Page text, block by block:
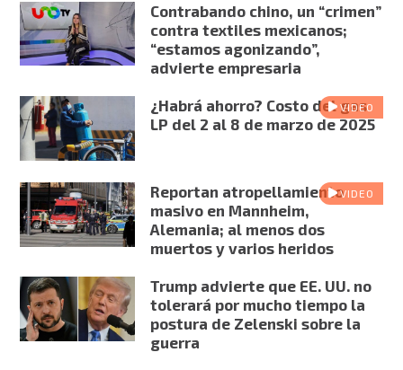
Contrabando chino, un “crimen”
contra textiles mexicanos;
“estamos agonizando”,
advierte empresaria
VIDEO
¿Habrá ahorro? Costo del gas
LP del 2 al 8 de marzo de 2025
VIDEO
Reportan atropellamiento
masivo en Mannheim,
Alemania; al menos dos
muertos y varios heridos
Trump advierte que EE. UU. no
tolerará por mucho tiempo la
postura de Zelenski sobre la
guerra